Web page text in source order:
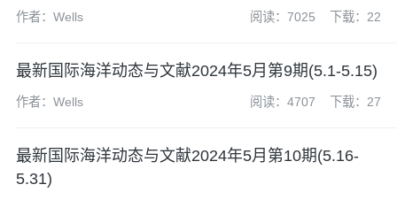
作者：Wells 阅读：7025 下载：22
最新国际海洋动态与文献2024年5月第9期(5.1-5.15)
作者：Wells 阅读：4707 下载：27
​最新国际海洋动态与文献2024年5月第10期(5.16-
5.31)